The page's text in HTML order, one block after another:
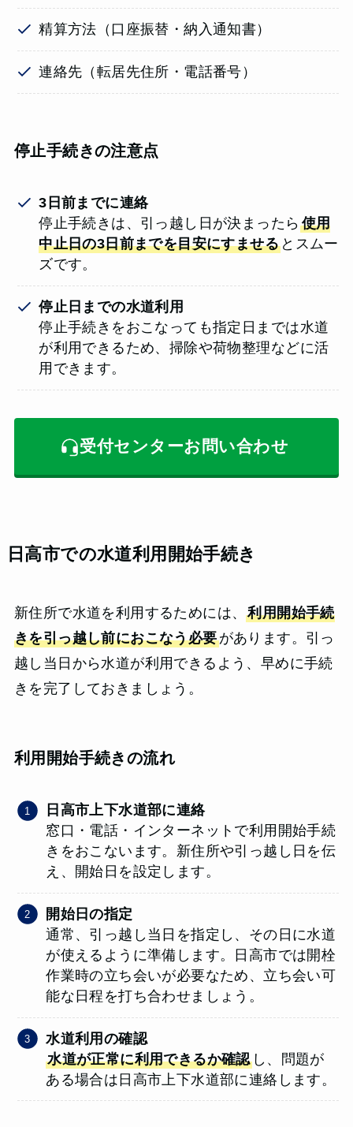
精算方法（口座振替・納入通知書）
連絡先（転居先住所・電話番号）
停止手続きの注意点
3日前までに連絡
停止手続きは、引っ越し日が決まったら 使用
中止日の3日前までを目安にすませる とスムー
ズです。
停止日までの水道利用
停止手続きをおこなっても指定日までは水道
が利用できるため、掃除や荷物整理などに活
用できます。
受付センターお問い合わせ
日高市での水道利用開始手続き
新住所で水道を利用するためには、利用開始手続
きを引っ越し前におこなう必要があります。引っ
越し当日から水道が利用できるよう、早めに手続
きを完了しておきましょう。
利用開始手続きの流れ
日高市上下水道部に連絡
窓口・電話・インターネットで利用開始手続
きをおこないます。新住所や引っ越し日を伝
え、開始日を設定します。
開始日の指定
通常、引っ越し当日を指定し、その日に水道
が使えるように準備します。日高市では開栓
作業時の立ち会いが必要なため、立ち会い可
能な日程を打ち合わせましょう。
水道利用の確認
水道が正常に利用できるか確認し、問題が
ある場合は日高市上下水道部に連絡します。